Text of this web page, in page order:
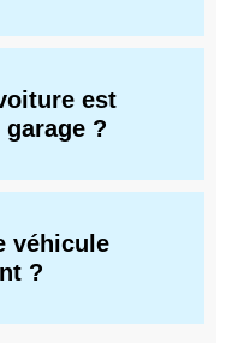
est
?
véhicule
?